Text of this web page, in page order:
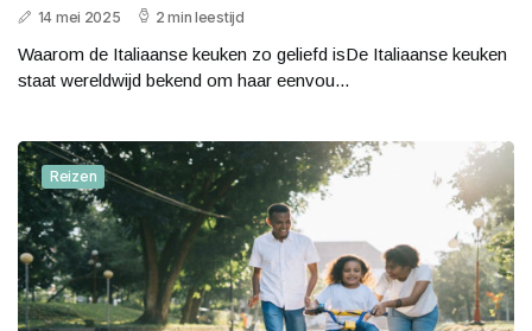
14 mei 2025 2 min leestijd
Waarom de Italiaanse keuken zo geliefd isDe Italiaanse keuken
staat wereldwijd bekend om haar eenvou...
Reizen